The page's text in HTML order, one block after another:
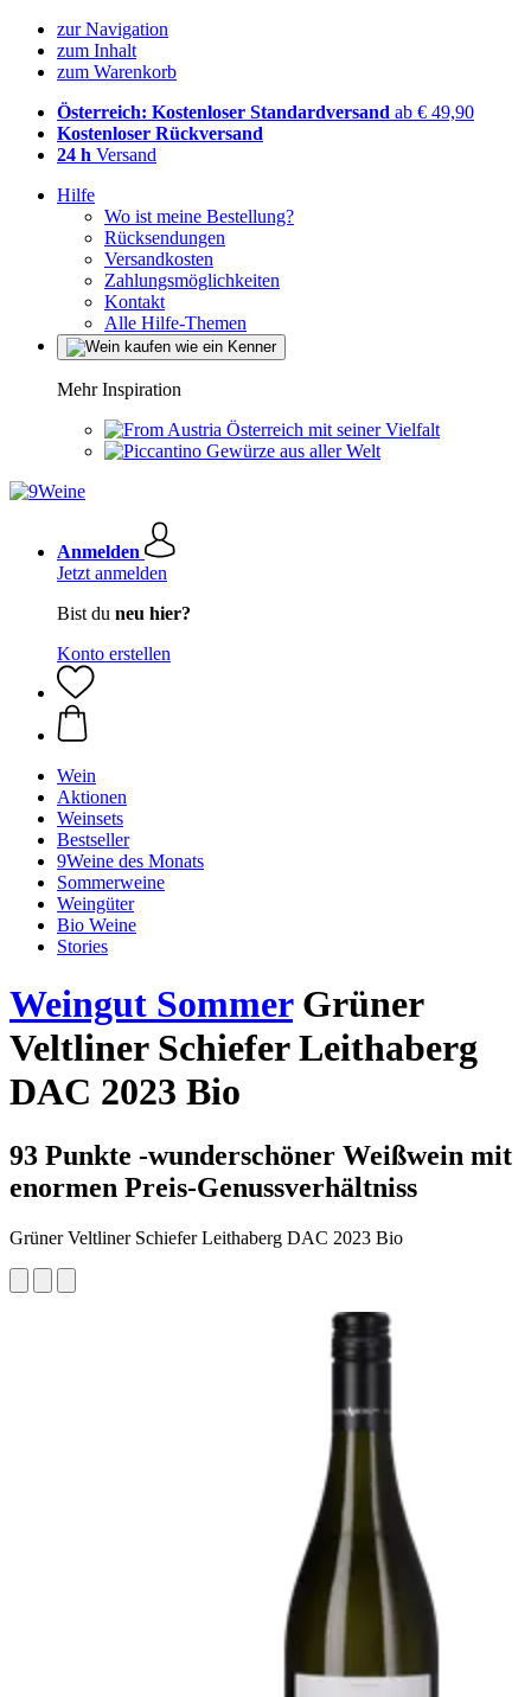
zur Navigation
zum Inhalt
zum Warenkorb
Österreich: Kostenloser Standardversand ab € 49,90
Kostenloser Rückversand
24 h Versand
Hilfe
Wo ist meine Bestellung?
Rücksendungen
Versandkosten
Zahlungsmöglichkeiten
Kontakt
Alle Hilfe-Themen
Mehr Inspiration
Österreich mit seiner Vielfalt
Gewürze aus aller Welt
Anmelden
Jetzt anmelden
Bist du neu hier?
Konto erstellen
Wein
Aktionen
Weinsets
Bestseller
9Weine des Monats
Sommerweine
Weingüter
Bio Weine
Stories
Weingut SommerGrüner
Veltliner Schiefer Leithaberg
DAC 2023 Bio
93 Punkte -wunderschöner Weißwein mit
enormen Preis-Genussverhältniss
Grüner Veltliner Schiefer Leithaberg DAC 2023 Bio